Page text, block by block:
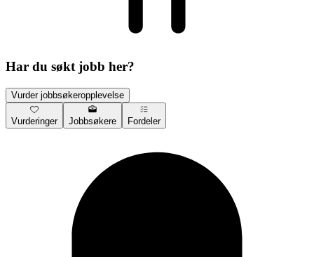
Har du søkt jobb her?
Vurder jobbsøkeropplevelse
Vurderinger Jobbsøkere Fordeler